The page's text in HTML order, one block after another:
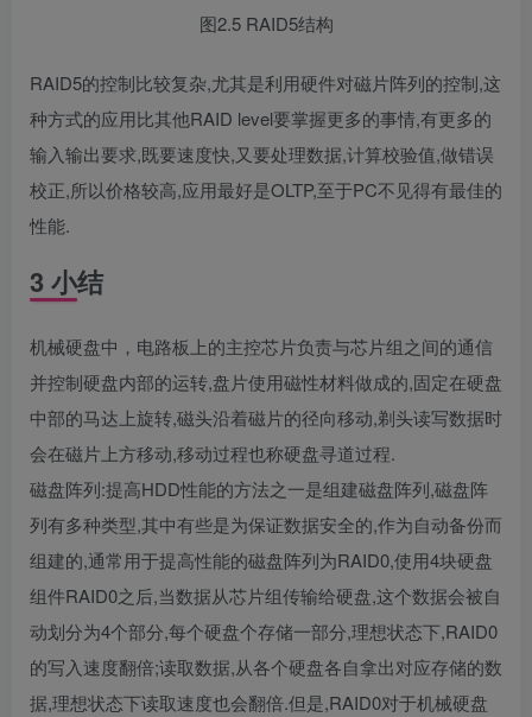
图2.5 RAID5结构
RAID5的控制比较复杂,尤其是利用硬件对磁片阵列的控制,这
种方式的应用比其他RAID level要掌握更多的事情,有更多的
输入输出要求,既要速度快,又要处理数据,计算校验值,做错误
校正,所以价格较高,应用最好是OLTP,至于PC不见得有最佳的
性能.
3 小结
机械硬盘中，电路板上的主控芯片负责与芯片组之间的通信
并控制硬盘内部的运转,盘片使用磁性材料做成的,固定在硬盘
中部的马达上旋转,磁头沿着磁片的径向移动,剃头读写数据时
会在磁片上方移动,移动过程也称硬盘寻道过程.
磁盘阵列:提高HDD性能的方法之一是组建磁盘阵列,磁盘阵
列有多种类型,其中有些是为保证数据安全的,作为自动备份而
组建的,通常用于提高性能的磁盘阵列为RAID0,使用4块硬盘
组件RAID0之后,当数据从芯片组传输给硬盘,这个数据会被自
动划分为4个部分,每个硬盘个存储一部分,理想状态下,RAID0
的写入速度翻倍;读取数据,从各个硬盘各自拿出对应存储的数
据,理想状态下读取速度也会翻倍.但是,RAID0对于机械硬盘